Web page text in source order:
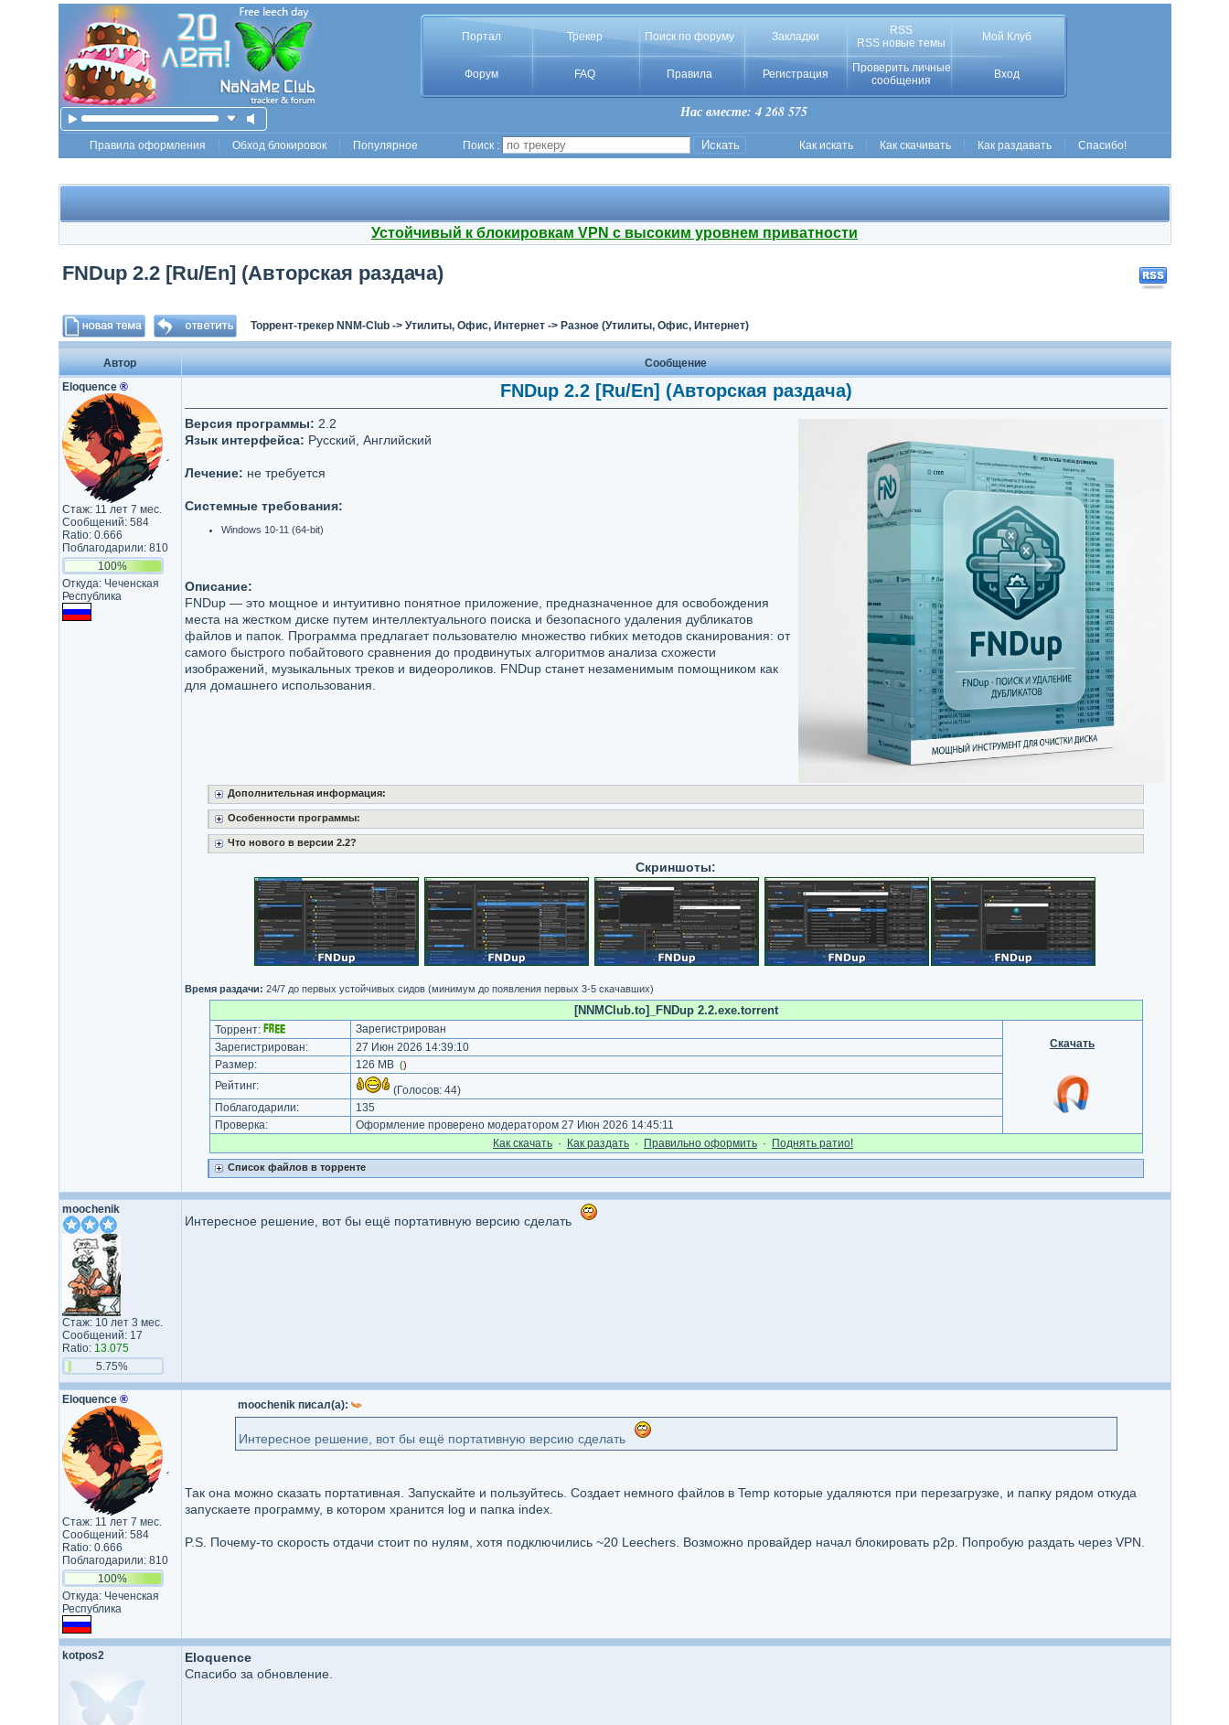
Портал Трекер Поиск по форуму Закладки
RSS
RSS новые темы
Мой Клуб
Форум FAQ Правила Регистрация
Проверить личные
сообщения
Вход
Нас вместе: 4 268 575
Правила оформления Обход блокировок Популярное Поиск : Как искать Как скачивать Как раздавать Спасибо!
Устойчивый к блокировкам VPN с высоким уровнем приватности
FNDup 2.2 [Ru/En] (Авторская раздача)
Торрент-трекер NNM-Club-> Утилиты, Офис, Интернет-> Разное (Утилиты, Офис, Интернет)
Автор
Сообщение
Eloquence ®
Стаж: 11 лет 7 мес.
Сообщений: 584
Ratio: 0.666
Поблагодарили: 810
100%
Откуда: Чеченская
Республика
FNDup 2.2 [Ru/En] (Авторская раздача)
Версия программы: 2.2
Язык интерфейса: Русский, Английский
Лечение: не требуется
Системные требования:
Windows 10-11 (64-bit)
Описание:
FNDup — это мощное и интуитивно понятное приложение, предназначенное для освобождения
места на жестком диске путем интеллектуального поиска и безопасного удаления дубликатов
файлов и папок. Программа предлагает пользователю множество гибких методов сканирования: от
самого быстрого побайтового сравнения до продвинутых алгоритмов анализа схожести
изображений, музыкальных треков и видеороликов. FNDup станет незаменимым помощником как
для домашнего использования.
Дополнительная информация:
Особенности программы:
Что нового в версии 2.2?
Скриншоты:
Время раздачи: 24/7 до первых устойчивых сидов (минимум до появления первых 3-5 скачавших)
[NNMClub.to]_FNDup 2.2.exe.torrent
Торрент:
Зарегистрирован
Скачать
Зарегистрирован:
27 Июн 2026 14:39:10
Размер:
126 MB ()
Рейтинг: (Голосов: 44)
Поблагодарили:
135
Проверка:
Оформление проверено модератором 27 Июн 2026 14:45:11
Как cкачать · Как раздать · Правильно оформить · Поднять ратио!
Список файлов в торренте
moochenik
Стаж: 10 лет 3 мес.
Сообщений: 17
Ratio: 13.075
5.75%
Интересное решение, вот бы ещё портативную версию сделать
Eloquence ®
Стаж: 11 лет 7 мес.
Сообщений: 584
Ratio: 0.666
Поблагодарили: 810
100%
Откуда: Чеченская
Республика
moochenik писал(а):
Интересное решение, вот бы ещё портативную версию сделать
Так она можно сказать портативная. Запускайте и пользуйтесь. Создает немного файлов в Temp которые удаляются при перезагрузке, и папку рядом откуда
запускаете программу, в котором хранится log и папка index.
P.S. Почему-то скорость отдачи стоит по нулям, хотя подключились ~20 Leechers. Возможно провайдер начал блокировать p2p. Попробую раздать через VPN.
kotpos2
Eloquence
Спасибо за обновление.